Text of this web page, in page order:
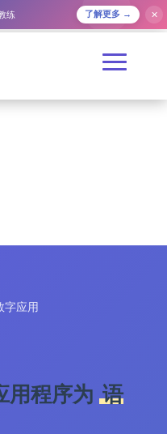
练 了解更多 → ✕
字应用
用程序为 语